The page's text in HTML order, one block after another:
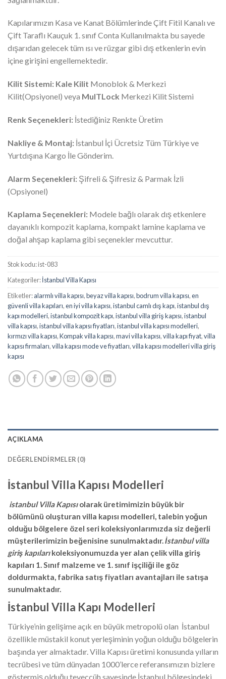
Kapılarımızın Kasa ve Kanat Bölümlerinde Çift Fitil Kanalı ve
Çift Taraflı Kauçuk 1. sınıf Conta Kullanılmakta bu sayede
dışarıdan gelecek tüm ısı ve rüzgar gibi dış etkenlerin evin
içine girişini engellemektedir.
Kilit Sistemi: Kale Kilit Monoblok & Merkezi
Kilit(Opsiyonel) veya MulTLock Merkezi Kilit Sistemi
Renk Seçenekleri: İstediğiniz Renkte Üretim
Nakliye & Montaj: İstanbul İçi Ücretsiz Tüm Türkiye ve
Yurtdışına Kargo İle Gönderim.
Alarm Seçenekleri: Şifreli & Şifresiz & Parmak İzli
(Opsiyonel)
Kaplama Seçenekleri: Modele bağlı olarak dış etkenlere
dayanıklı kompozit kaplama, kompakt lamine kaplama ve
doğal ahşap kaplama gibi seçenekler mevcuttur.
Stok kodu:ist-083
Kategoriler:İstanbul Villa Kapısı
Etiketler:alarmlı villa kapısı,beyaz villa kapısı,bodrum villa kapısı,en
güvenli villa kapıları,en iyi villa kapısı,istanbul camlı dış kapı,istanbul dış
kapı modelleri,istanbul kompozit kapı,istanbul villa giriş kapısı,istanbul
villa kapısı,istanbul villa kapısı fiyatları,istanbul villa kapısı modelleri,
kırmızı villa kapısı,Kompak villa kapısı,mavi villa kapısı,villa kapı fiyat,villa
kapısı firmaları,villa kapısı mode ve fiyatları,villa kapısı modelleri villa giriş
kapısı
AÇIKLAMA
DEĞERLENDIRMELER (0)
İstanbul Villa Kapısı Modelleri
istanbul Villa Kapısıolarak üretimimizin büyük bir
bölümünü oluşturan villa kapısı modelleri, talebin yoğun
olduğu bölgelere özel seri koleksiyonlarımızda siz değerli
müşterilerimizin beğenisine sunulmaktadır.İstanbul villa
giriş kapılarıkoleksiyonumuzda yer alan çelik villa giriş
kapıları 1. Sınıf malzeme ve 1. sınıf işçiliği ile göz
doldurmakta, fabrika satış fiyatları avantajları ile satışa
sunulmaktadır.
İstanbul Villa Kapı Modelleri
Türkiye’nin gelişime açık en büyük metropolü olan İstanbul
özellikle müstakil konut yerleşiminin yoğun olduğu bölgelerin
başında yer almaktadır. Villa Kapısı üretimi konusunda yılların
tecrübesi ve tüm dünyadan 1000’lerce referansımızın bizlere
göstermiş olduğu teveccüh sayesinde İstanbul bölgesindeki